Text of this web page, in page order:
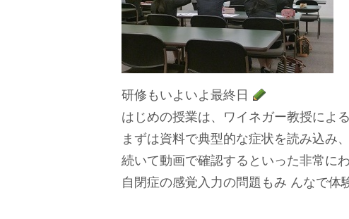
研修もいよいよ最終日
はじめの授業は、ワイネガー教授によ
まずは資料で典型的な症状を読み込み、
続いて動画で確認するといった非常に
自閉症の感覚入力の問題もみ んなで体